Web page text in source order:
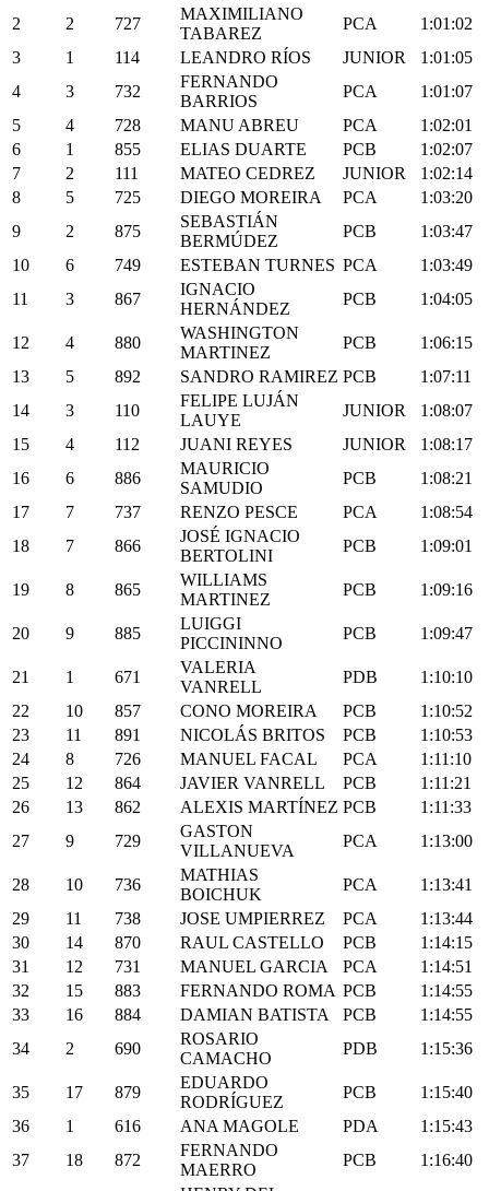
2 2 727
MAXIMILIANO
TABAREZ
PCA
1:01:02
3
1 114 LEANDRO RÍOS JUNIOR
1:01:05
4
3 732
FERNANDO
BARRIOS
PCA
1:01:07
5
4 728 MANU ABREU PCA
1:02:01
6
1 855 ELIAS DUARTE PCB
1:02:07
7
2 111 MATEO CEDREZ JUNIOR
1:02:14
8
5 725 DIEGO MOREIRA PCA
1:03:20
9
2 875
SEBASTIÁN
BERMÚDEZ
PCB
1:03:47
10
6 749 ESTEBAN TURNES PCA
1:03:49
11
3 867
IGNACIO
HERNÁNDEZ
PCB 1:04:05
12 4 880
WASHINGTON
MARTINEZ
PCB
1:06:15
13
5 892 SANDRO RAMIREZ PCB
1:07:11
14
3 110
FELIPE LUJÁN
LAUYE
JUNIOR
1:08:07
15
4 112 JUANI REYES JUNIOR
1:08:17
16
6 886
MAURICIO
SAMUDIO
PCB
1:08:21
17
7 737 RENZO PESCE PCA
1:08:54
18
7 866
JOSÉ IGNACIO
BERTOLINI
PCB 1:09:01
19 8 865
WILLIAMS
MARTINEZ
PCB 1:09:16
20 9 885
LUIGGI
PICCININNO
PCB 1:09:47
21 1 671
VALERIA
VANRELL
PDB
1:10:10
22
10 857 CONO MOREIRA PCB
1:10:52
23
11 891 NICOLÁS BRITOS PCB
1:10:53
24
8 726 MANUEL FACAL PCA
1:11:10
25
12 864 JAVIER VANRELL PCB
1:11:21
26
13 862 ALEXIS MARTÍNEZ PCB
1:11:33
27
9 729
GASTON
VILLANUEVA
PCA 1:13:00
28 10 736
MATHIAS
BOICHUK
PCA
1:13:41
29
11 738 JOSE UMPIERREZ PCA
1:13:44
30
14 870 RAUL CASTELLO PCB
1:14:15
31
12 731 MANUEL GARCIA PCA
1:14:51
32
15 883 FERNANDO ROMA PCB
1:14:55
33
16 884 DAMIAN BATISTA PCB
1:14:55
34
2 690
ROSARIO
CAMACHO
PDB 1:15:36
35 17 879
EDUARDO
RODRÍGUEZ
PCB
1:15:40
36
1 616 ANA MAGOLE PDA
1:15:43
37
18 872
FERNANDO
MAERRO
PCB 1:16:40